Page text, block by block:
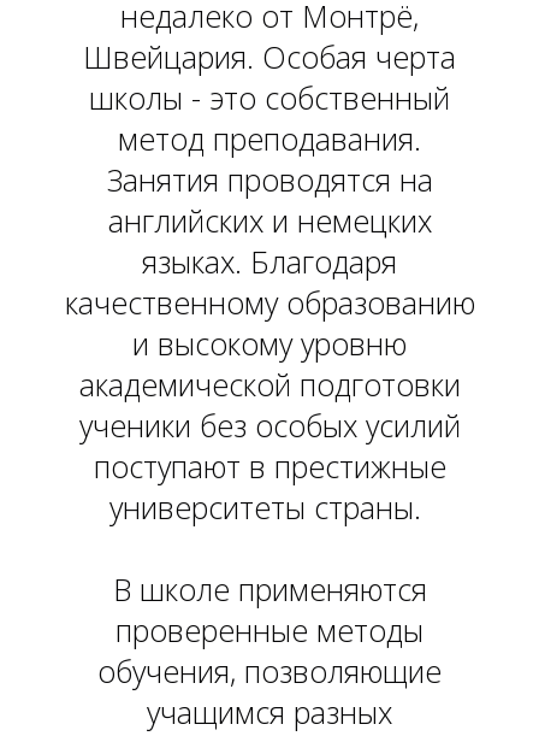
О
недалеко от Монтрё,
Швейцария. Особая черта
школы - это собственный
метод преподавания.
Занятия проводятся на
английских и немецких
языках. Благодаря
качественному образованию
и высокому уровню
академической подготовки
ученики без особых усилий
поступают в престижные
университеты страны.
В школе применяются
проверенные методы
обучения, позволяющие
учащимся разных